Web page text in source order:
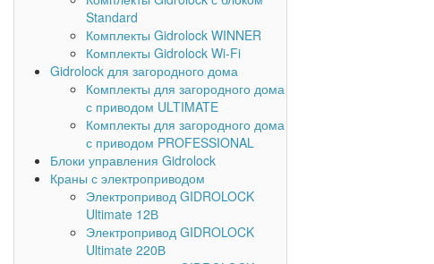
Standard
Комплекты Gidrolock WINNER
Комплекты Gidrolock Wi-Fi
Gidrolock для загородного дома
Комплекты для загородного дома
с приводом ULTIMATE
Комплекты для загородного дома
с приводом PROFESSIONAL
Блоки управления Gidrolock
Краны с электроприводом
Электропривод GIDROLOCK
Ultimate 12В
Электропривод GIDROLOCK
Ultimate 220В